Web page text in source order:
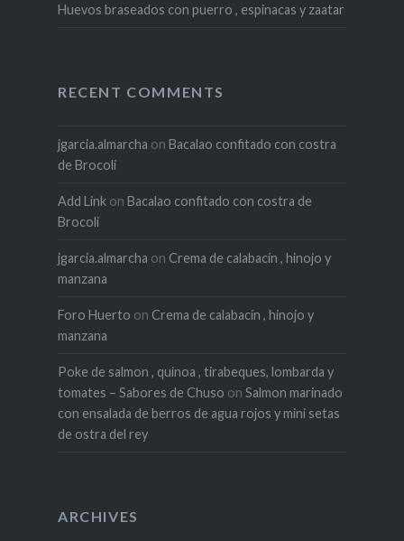
Huevos braseados con puerro , espinacas y zaatar
RECENT COMMENTS
jgarcia.almarcha on Bacalao confitado con costra
de Brocoli
Add Linkon Bacalao confitado con costra de
Brocoli
jgarcia.almarcha on Crema de calabacín , hinojo y
manzana
Foro Huerto on Crema de calabacín , hinojo y
manzana
Poke de salmon , quinoa , tirabeques, lombarda y
tomates – Sabores de Chuso on Salmon marinado
con ensalada de berros de agua rojos y mini setas
de ostra del rey
ARCHIVES